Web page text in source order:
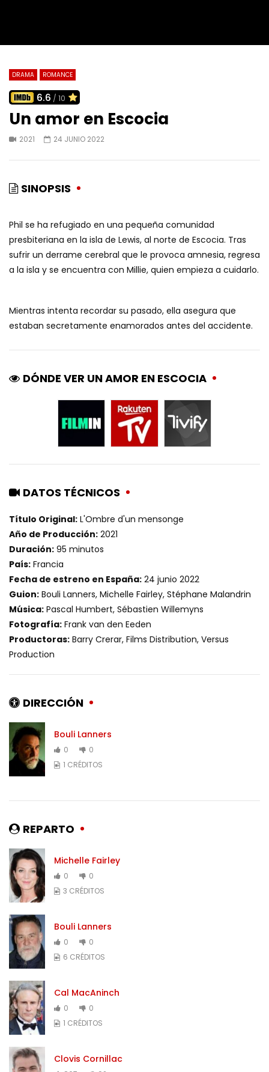
DRAMA ROMANCE
6.6 / 10
Un amor en Escocia
2021 24 JUNIO 2022
SINOPSIS
Phil se ha refugiado en una pequeña comunidad
presbiteriana en la isla de Lewis, al norte de Escocia. Tras
sufrir un derrame cerebral que le provoca amnesia, regresa
a la isla y se encuentra con Millie, quien empieza a cuidarlo.
Mientras intenta recordar su pasado, ella asegura que
estaban secretamente enamorados antes del accidente.
DÓNDE VER UN AMOR EN ESCOCIA
DATOS TÉCNICOS
Título Original: L'Ombre d'un mensonge
Año de Producción: 2021
Duración: 95 minutos
País: Francia
Fecha de estreno en España: 24 junio 2022
Guion: Bouli Lanners, Michelle Fairley, Stéphane Malandrin
Música: Pascal Humbert, Sébastien Willemyns
Fotografía: Frank van den Eeden
Productoras: Barry Crerar, Films Distribution, Versus
Production
DIRECCIÓN
Bouli Lanners
0
0
1 CRÉDITOS
REPARTO
Michelle Fairley
0
0
3 CRÉDITOS
Bouli Lanners
0
0
6 CRÉDITOS
Cal MacAninch
0
0
1 CRÉDITOS
Clovis Cornillac